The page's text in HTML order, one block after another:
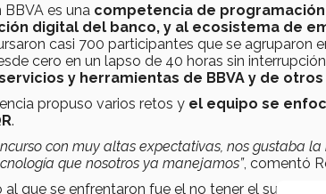
es una competencia de
digital del banco, y al ecosistema de
casi 700 participantes que se agruparon
cero en un lapso de 40 horas sin interrupción,
y herramientas de BBVA y de
propuso varios retos y el equipo se
.
con muy altas expectativas, nos gustaba
que nosotros ya manejamos”, comentó
al que se enfrentaron fue el no tener el